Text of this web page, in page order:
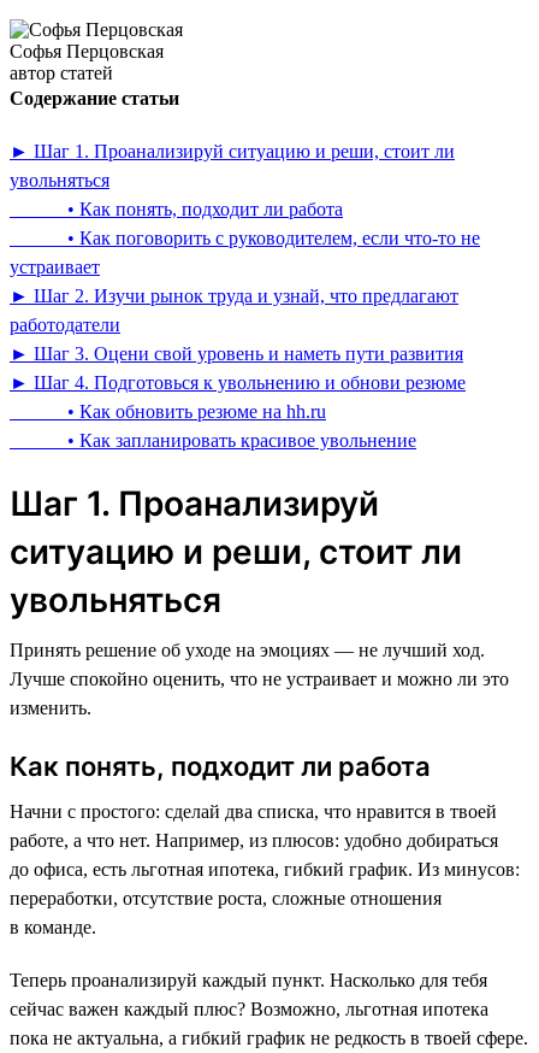
Софья Перцовская
автор статей
Содержание статьи
► Шаг 1. Проанализируй ситуацию и реши, стоит ли
увольняться
• Как понять, подходит ли работа
• Как поговорить с руководителем, если что-то не
устраивает
► Шаг 2. Изучи рынок труда и узнай, что предлагают
работодатели
► Шаг 3. Оцени свой уровень и наметь пути развития
► Шаг 4. Подготовься к увольнению и обнови резюме
• Как обновить резюме на hh.ru
• Как запланировать красивое увольнение
Шаг 1. Проанализируй
ситуацию и реши, стоит ли
увольняться
Принять решение об уходе на эмоциях — не лучший ход.
Лучше спокойно оценить, что не устраивает и можно ли это
изменить.
Как понять, подходит ли работа
Начни с простого: сделай два списка, что нравится в твоей
работе, а что нет. Например, из плюсов: удобно добираться
до офиса, есть льготная ипотека, гибкий график. Из минусов:
переработки, отсутствие роста, сложные отношения
в команде.
Теперь проанализируй каждый пункт. Насколько для тебя
сейчас важен каждый плюс? Возможно, льготная ипотека
пока не актуальна, а гибкий график не редкость в твоей сфере.